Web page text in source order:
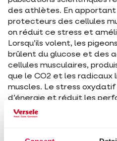
des athlètes. En
protecteurs des cellules
on réduit ce stress et
Lorsqu’ils volent, les
brûlent du glucose et des
cellules musculaires,
que le CO2 et les radicaux
muscles. Le stress
d’énergie et réduit les
dommages musculaires
également la récupération